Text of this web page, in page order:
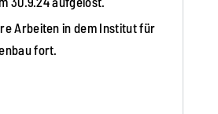
Arbeiten in demInstitut für
fort.